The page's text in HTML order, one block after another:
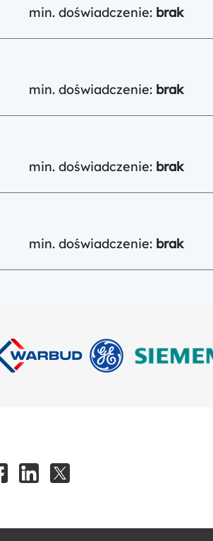
min. doświadczenie: brak
min. doświadczenie: brak
min. doświadczenie: brak
min. doświadczenie: brak